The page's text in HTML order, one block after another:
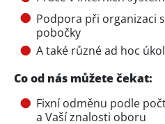
Podpora při organizaci
pobočky
A také různé ad hoc
Co od nás můžete čekat:
Fixní odměnu podle
a Vaší znalosti oboru